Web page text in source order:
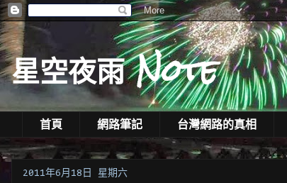
星空夜雨 Note
首頁 網路筆記 台灣網路的真相
2011年6月18日 星期六